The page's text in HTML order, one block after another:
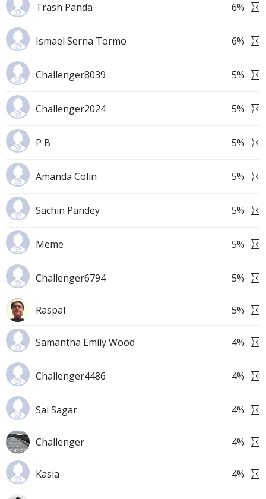
Trash Panda 6%
Ismael Serna Tormo 6%
Challenger8039 5%
Challenger2024 5%
P B 5%
Amanda Colin 5%
Sachin Pandey 5%
Meme 5%
Challenger6794 5%
Raspal 5%
Samantha Emily Wood 4%
Challenger4486 4%
Sai Sagar 4%
Challenger 4%
Kasia 4%